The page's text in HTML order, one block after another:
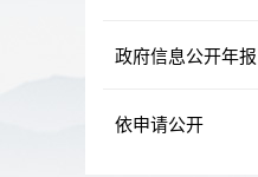
政府信息公开年报
依申请公开